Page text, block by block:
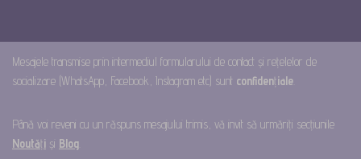
Mesajele transmise prin intermediul formularului de contact și rețelelor de
socializare (WhatsApp, Facebook, Instagram etc) sunt confidențiale
Până voi reveni cu un răspuns mesajului trimis, vă invit să urmăriți secțiunile
Noutăți și Blog